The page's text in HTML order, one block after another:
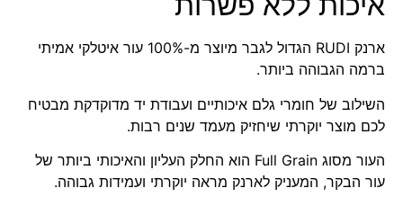
ארנק RUDI הגדול לגבר מיוצר מ-100% עור איטלקי אמיתי
ברמה הגבוהה ביותר.
השילוב של חומרי גלם איכותיים ועבודת יד מדוקדקת מבטיח
לכם מוצר יוקרתי שיחזיק מעמד שנים רבות.
העור מסוג Full Grain הוא החלק העליון והאיכותי ביותר של
עור הבקר, המעניק לארנק מראה יוקרתי ועמידות גבוהה.